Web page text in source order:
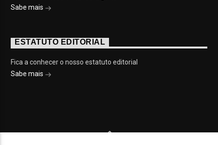
Sabe mais
ESTATUTO EDITORIAL
Fica a conhecer o nosso estatuto editorial
Sabe mais